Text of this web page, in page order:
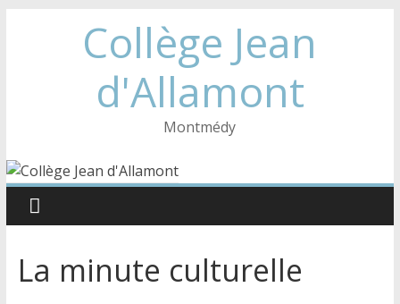
Collège Jean
d'Allamont
Montmédy
La minute culturelle